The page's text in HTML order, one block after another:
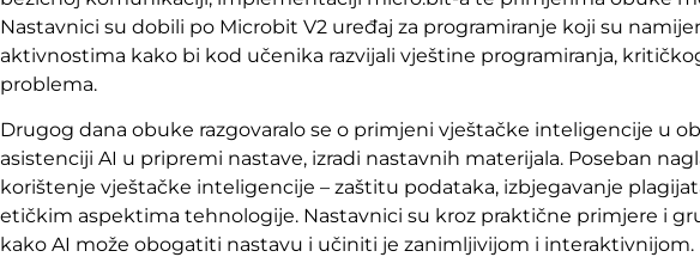
Nastavnici su dobili po Microbit V2 uređaj za programiranje koji su
aktivnostima kako bi kod učenika razvijali vještine programiranja,
problema.
Drugog dana obuke razgovaralo se o primjeni vještačke inteligencije u
asistenciji AI u pripremi nastave, izradi nastavnih materijala. Poseban
korištenje vještačke inteligencije – zaštitu podataka, izbjegavanje
etičkim aspektima tehnologije. Nastavnici su kroz praktične primjere i
kako AI može obogatiti nastavu i učiniti je zanimljivijom i interaktivnijom.